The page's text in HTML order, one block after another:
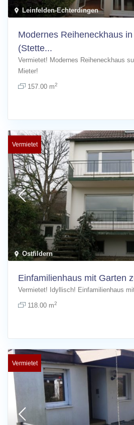
Leinfelden-Echterdingen
Modernes Reiheneckhaus
(Stette...
Vermietet! Modernes Reiheneckhaus
Mieter!
157.00 m2
Ostfildern
Vermietet
Einfamilienhaus mit Garten
Vermietet! Idyllisch! Einfamilienhaus
118.00 m2
Vermietet